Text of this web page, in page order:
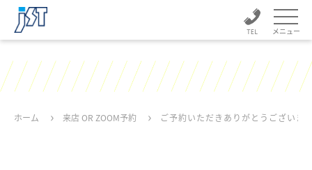
メニュー
ホーム 来店 OR ZOOM予約 ご予約いただきありがとうございま